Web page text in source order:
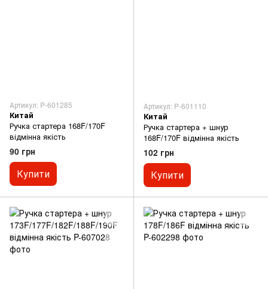
Артикул: P-601285
Китай
Ручка стартера 168F/170F
відмінна якість
90 грн
Купити
Артикул: P-601110
Китай
Ручка стартера + шнур
168F/170F відмінна якість
102 грн
Купити